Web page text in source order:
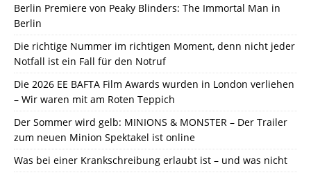
Berlin Premiere von Peaky Blinders: The Immortal Man in
Berlin
Die richtige Nummer im richtigen Moment, denn nicht jeder
Notfall ist ein Fall für den Notruf
Die 2026 EE BAFTA Film Awards wurden in London verliehen
– Wir waren mit am Roten Teppich
Der Sommer wird gelb: MINIONS & MONSTER – Der Trailer
zum neuen Minion Spektakel ist online
Was bei einer Krankschreibung erlaubt ist – und was nicht